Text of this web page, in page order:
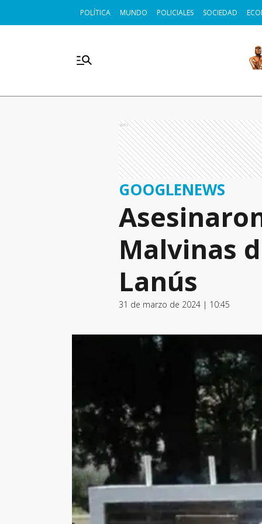
POLÍTICA MUNDO POLICIALES SOCIEDAD
Ads
GOOGLENEWS
Malvinas
Lanús
31 de marzo de 2024 | 10:45